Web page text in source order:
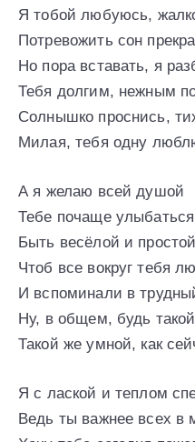
Я тобой любуюсь,
Потревожить сон
Но пора вставать, я
Тебя долгим, нежным
Солнышко проснись,
Милая, тебя одну
А я желаю всей душой
Тебе почаще
Быть весёлой и
Чтоб все вокруг тебя
И вспоминали в
Ну, в общем, будь
Такой же умной, как
Я с лаской и теплом
Ведь ты важнее всех в